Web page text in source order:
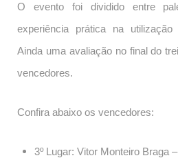
O evento foi dividido entre
experiência prática na
Ainda uma avaliação no final do
vencedores.
Confira abaixo os vencedores:
3º Lugar: Vitor Monteiro Braga